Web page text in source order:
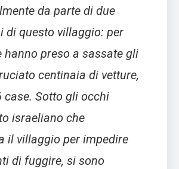
da parte di due
di questo villaggio: per
hanno preso a sassate gli
centinaia di vetture,
case. Sotto gli occhi
israeliano che
il villaggio per impedire
di fuggire, si sono